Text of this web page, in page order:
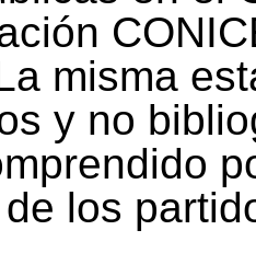
misma
y no
los